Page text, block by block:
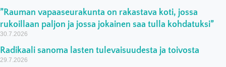
”Rauman vapaaseurakunta on rakastava koti, jossa
rukoillaan paljon ja jossa jokainen saa tulla kohdatuksi”
30.7.2026
Radikaali sanoma lasten tulevaisuudesta ja toivosta
29.7.2026